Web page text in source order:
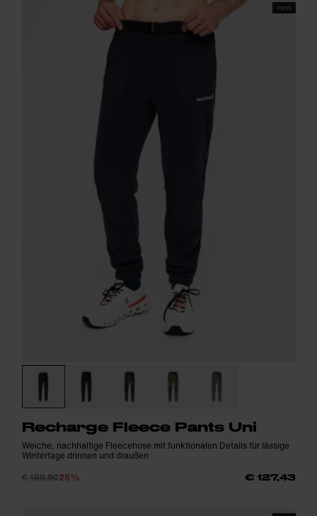
FW25
Recharge Fleece Pants Uni
Weiche, nachhaltige Fleecehose mit funktionalen Details für lässige
Wintertage drinnen und draußen
€ 169,9025% € 127,43